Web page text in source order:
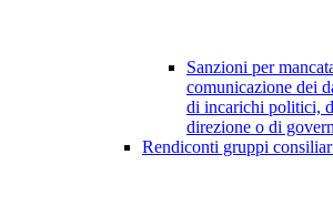
Sanzioni per
comunicazione dei
di incarichi politici,
direzione o di
Rendiconti gruppi